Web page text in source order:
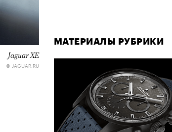
МАТЕРИАЛЫ РУБРИКИ
Jaguar XE
© JAGUAR.RU